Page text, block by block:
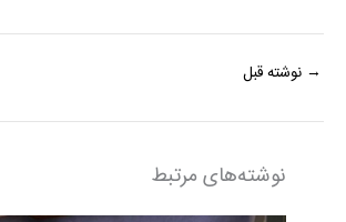
→ نوشته قبل
نوشته‌های مرتبط